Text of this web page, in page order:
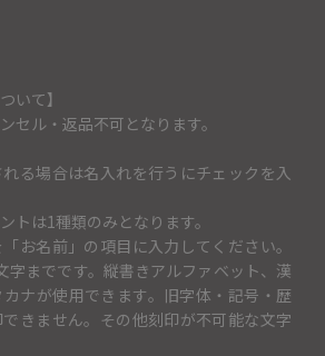
いて】
セル・返品不可となります。
れる場合は名入れを行うにチェックを入
トは1種類のみとなります。
お名前」の項目に入力してください。
字までです。縦書きアルファベット、漢
ナが使用できます。旧字体・記号・歴
きません。その他刻印が不可能な文字